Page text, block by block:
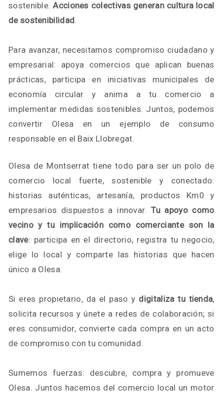
sostenible.Acciones colectivas generan cultura local
de sostenibilidad.
Para avanzar, necesitamos compromiso ciudadano y
empresarial: apoya comercios que aplican buenas
prácticas, participa en iniciativas municipales de
economía circular y anima a tu comercio a
implementar medidas sostenibles. Juntos, podemos
convertir Olesa en un ejemplo de consumo
responsable en el Baix Llobregat.
Olesa de Montserrat tiene todo para ser un polo de
comercio local fuerte, sostenible y conectado:
historias auténticas, artesanía, productos Km0 y
empresarios dispuestos a innovar.Tu apoyo como
vecino y tu implicación como comerciante son la
clave: participa en el directorio, registra tu negocio,
elige lo local y comparte las historias que hacen
único a Olesa.
Si eres propietario, da el paso y digitaliza tu tienda,
solicita recursos y únete a redes de colaboración; si
eres consumidor, convierte cada compra en un acto
de compromiso con tu comunidad.
Sumemos fuerzas: descubre, compra y promueve
Olesa. Juntos hacemos del comercio local un motor